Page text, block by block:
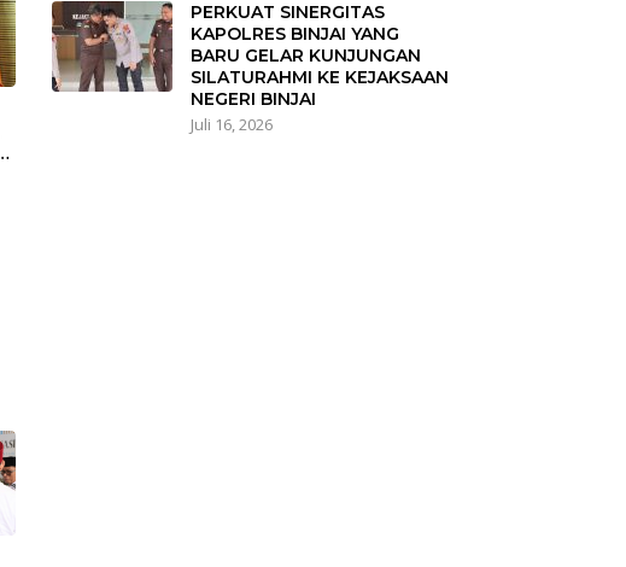
PERKUAT SINERGITAS
KAPOLRES BINJAI YANG
BARU GELAR KUNJUNGAN
SILATURAHMI KE KEJAKSAAN
NEGERI BINJAI
Juli 16, 2026